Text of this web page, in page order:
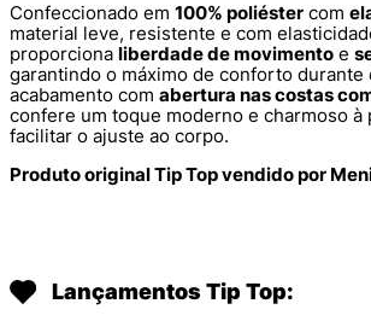
Confeccionado em 100% poliéster com
material leve, resistente e com
proporciona liberdade de movimento e
garantindo o máximo de conforto durante
acabamento com abertura nas costas
confere um toque moderno e charmoso à
facilitar o ajuste ao corpo.
Produto original Tip Top vendido por
Lançamentos Tip Top: